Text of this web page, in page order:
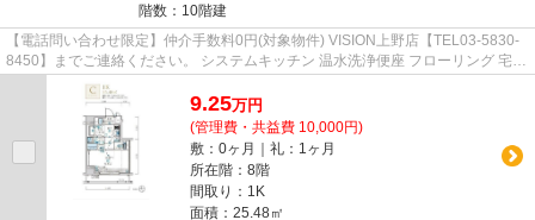
階数：10階建
【電話問い合わせ限定】仲介手数料0円(対象物件) VISION上野店【TEL03-5830-
8450】までご連絡ください。 システムキッチン 温水洗浄便座 フローリング 宅配
ボックス エアコン
9.25万円
(管理費・共益費 10,000円)
敷：0ヶ月｜礼：1ヶ月
所在階：8階
間取り：1K
面積：25.48㎡